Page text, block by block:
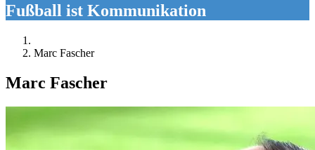
Fußball ist Kommunikation
Marc Fascher
Marc Fascher